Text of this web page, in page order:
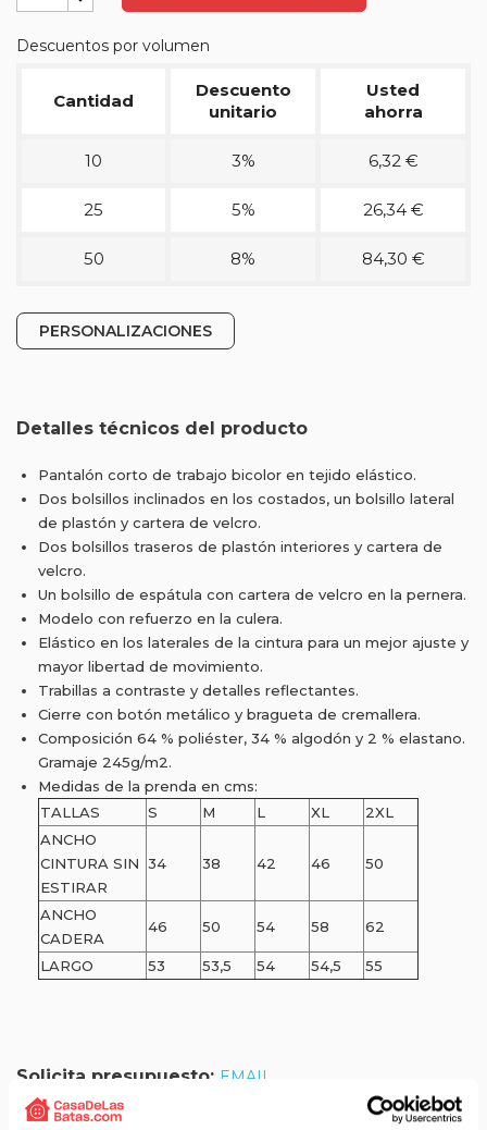
Descuentos por volumen
Cantidad
Descuento
unitario
Usted
ahorra
10 3% 6,32 €
25 5% 26,34 €
50 8% 84,30 €
PERSONALIZACIONES
Detalles técnicos del producto
Pantalón corto de trabajo bicolor en tejido elástico.
Dos bolsillos inclinados en los costados, un bolsillo lateral
de plastón y cartera de velcro.
Dos bolsillos traseros de plastón interiores y cartera de
velcro.
Un bolsillo de espátula con cartera de velcro en la pernera.
Modelo con refuerzo en la culera.
Elástico en los laterales de la cintura para un mejor ajuste y
mayor libertad de movimiento.
Trabillas a contraste y detalles reflectantes.
Cierre con botón metálico y bragueta de cremallera.
Composición 64 % poliéster, 34 % algodón y 2 % elastano.
Gramaje 245g/m2.
Medidas de la prenda en cms:
TALLAS
S M L XL
2XL
ANCHO
CINTURA SIN
ESTIRAR
34 38 42 46 50
ANCHO
CADERA
46 50 54 58 62
LARGO 53 53,5 54 54,5 55
Solicita presupuesto: EMAIL
Envío gratis a partir de 75 €+IVA (90 € IVA incl.)